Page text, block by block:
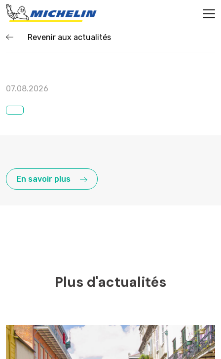
Revenir aux actualités
07.08.2026
En savoir plus
Plus d'actualités